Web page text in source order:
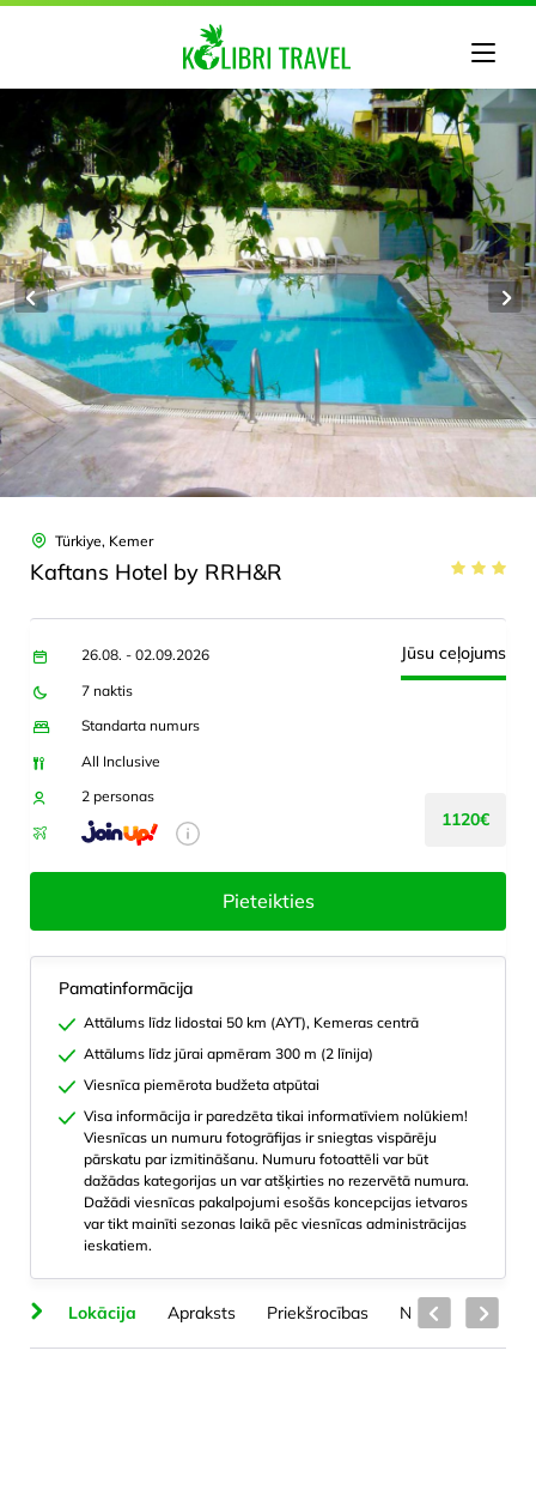
Türkiye, Kemer
Kaftans Hotel by RRH&R
26.08. - 02.09.2026
7 naktis
Standarta numurs
All Inclusive
2 personas
Jūsu ceļojums
1120€
Pieteikties
Pamatinformācija
Attālums līdz lidostai 50 km (AYT), Kemeras centrā
Attālums līdz jūrai apmēram 300 m (2 līnija)
Viesnīca piemērota budžeta atpūtai
Visa informācija ir paredzēta tikai informatīviem nolūkiem!
Viesnīcas un numuru fotogrāfijas ir sniegtas vispārēju
pārskatu par izmitināšanu. Numuru fotoattēli var būt
dažādas kategorijas un var atšķirties no rezervētā numura.
Dažādi viesnīcas pakalpojumi esošās koncepcijas ietvaros
var tikt mainīti sezonas laikā pēc viesnīcas administrācijas
ieskatiem.
Lokācija Apraksts Priekšrocības Numuru veidi